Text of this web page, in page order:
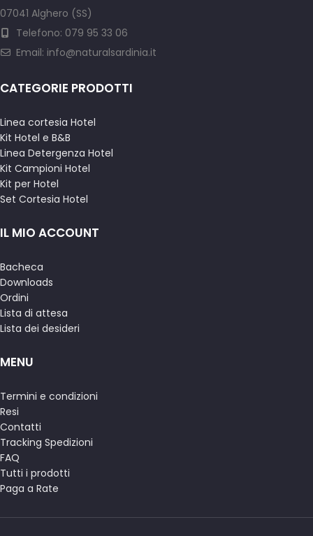
07041 Alghero (SS)
Telefono: 079 95 33 06
Email: info@naturalsardinia.it
CATEGORIE PRODOTTI
Linea cortesia Hotel
Kit Hotel e B&B
Linea Detergenza Hotel
Kit Campioni Hotel
Kit per Hotel
Set Cortesia Hotel
IL MIO ACCOUNT
Bacheca
Downloads
Ordini
Lista di attesa
Lista dei desideri
MENU
Termini e condizioni
Resi
Contatti
Tracking Spedizioni
FAQ
Tutti i prodotti
Paga a Rate